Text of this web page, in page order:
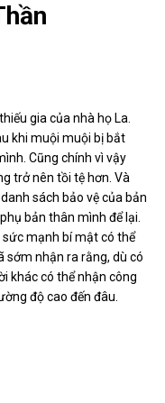
gia của nhà họ La.
khi muội muội bị bắt
Cũng chính vì vậy
trở nên tồi tệ hơn. Và
sách bảo vệ của bản
bản thân mình để lại.
mạnh bí mật có thể
sớm nhận ra rằng, dù có
khác có thể nhận công
độ cao đến đâu.